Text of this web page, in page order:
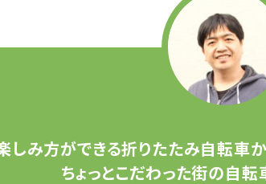
しみ方ができる折りたたみ自転車
ちょっとこだわった街の自転